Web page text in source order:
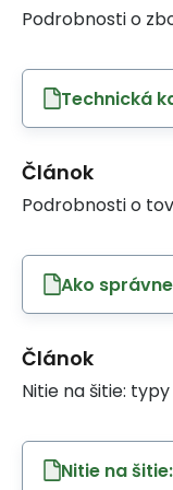
Podrobnosti o
Technická
Článok
Podrobnosti o
Ako
Článok
Nitie na šitie:
Nitie na